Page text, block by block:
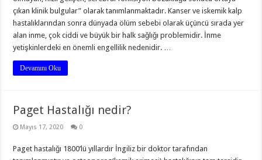
çıkan klinik bulgular” olarak tanımlanmaktadır. Kanser ve iskemik kalp
hastalıklarından sonra dünyada ölüm sebebi olarak üçüncü sırada yer
alan inme, çok ciddi ve büyük bir halk sağlığı problemidir. İnme
yetişkinlerdeki en önemli engellilik nedenidir. …
Devamını Oku
Paget Hastalığı nedir?
Mayıs 17, 2020 0
Paget hastalığı 1800’lü yıllardır İngiliz bir doktor tarafından